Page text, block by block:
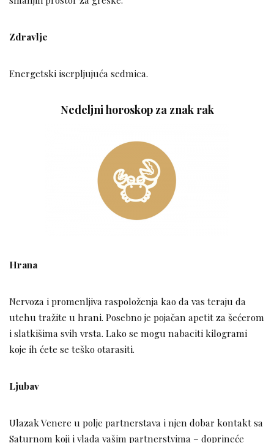
Zdravlje
Energetski iscrpljujuća sedmica.
Nedeljni horoskop za znak rak
Hrana
Nervoza i promenljiva raspoloženja kao da vas teraju da
utehu tražite u hrani. Posebno je pojačan apetit za šećerom
i slatkišima svih vrsta. Lako se mogu nabaciti kilogrami
koje ih ćete se teško otarasiti.
Ljubav
Ulazak Venere u polje partnerstava i njen dobar kontakt sa
Saturnom koji i vlada vašim partnerstvima – doprineće